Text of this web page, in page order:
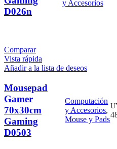
D026n
y Accesorios
Comparar
Vista rápida
Añadir a la lista de deseos
Mousepad
Gamer
70x30cm
Gaming
D0503
Computación
y Accesorios,
Mouse y Pads